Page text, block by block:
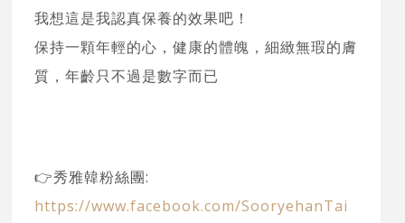
我想這是我認真保養的效果吧！
保持一顆年輕的心，健康的體魄，細緻無瑕的膚
質，年齡只不過是數字而已
👉秀雅韓粉絲團:
https://www.facebook.com/SooryehanTai